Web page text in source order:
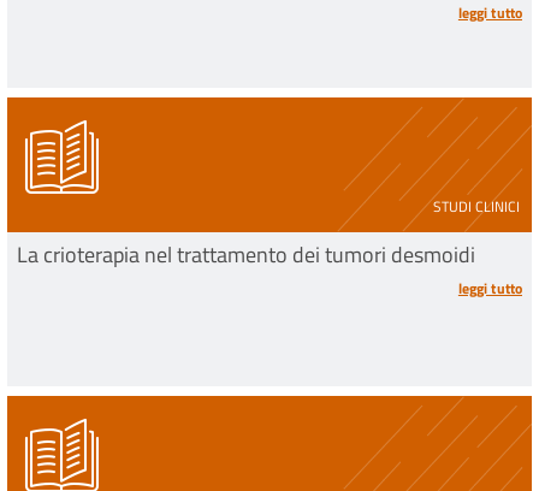
leggi tutto
STUDI CLINICI
La crioterapia nel trattamento dei tumori desmoidi
leggi tutto